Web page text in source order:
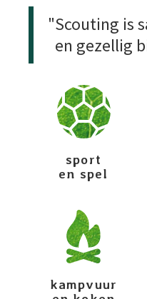
"Scouting is
en gezellig
sport
en spel
kampvuur